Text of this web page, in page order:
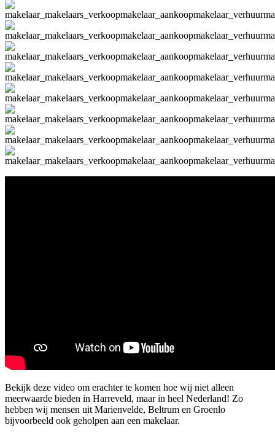
Bekijk deze video om erachter te komen hoe wij niet alleen
meerwaarde bieden in Harreveld, maar in heel Nederland! Zo
hebben wij mensen uit Marienvelde, Beltrum en Groenlo
bijvoorbeeld ook geholpen aan een makelaar.